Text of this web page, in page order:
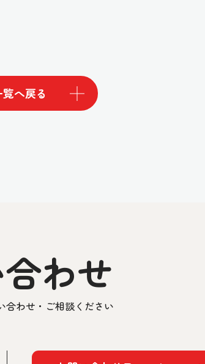
へ戻る
わせ
合わせ・ご相談ください